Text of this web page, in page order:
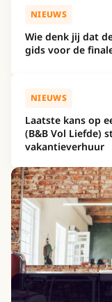
NIEUWS
Wie denk jij dat
gids voor de
NIEUWS
Laatste kans op
(B&B Vol Liefde)
vakantieverhuur